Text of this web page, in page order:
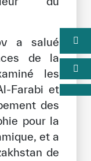
a salué
de la
les
Farabi et
des
pour la
et a
de